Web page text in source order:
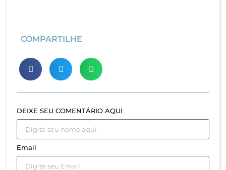
COMPARTILHE
DEIXE SEU COMENTÁRIO AQUI
Email